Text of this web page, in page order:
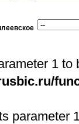
1
parameter